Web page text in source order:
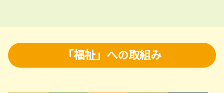
「福祉」への取組み